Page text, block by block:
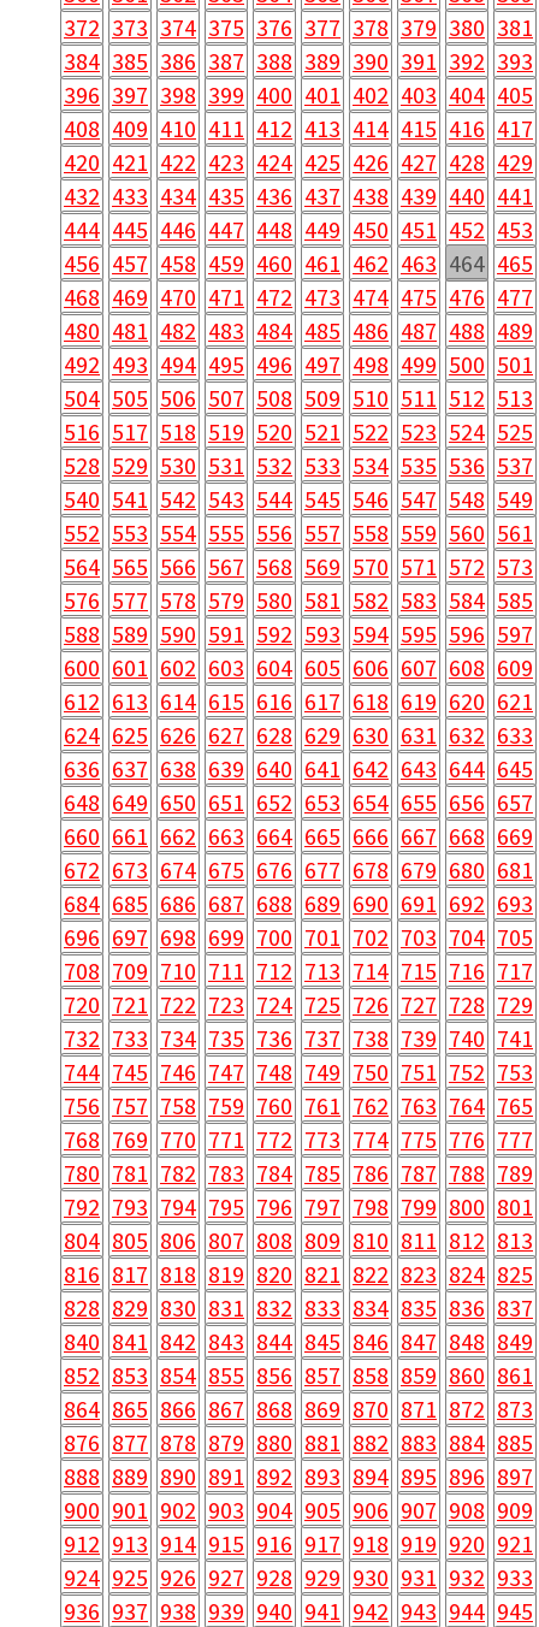
372 373 374 375 376 377 378 379 380 381
384 385 386 387 388 389 390 391 392 393
396 397 398 399 400 401 402 403 404 405
408 409 410 411 412 413 414 415 416 417
420 421 422 423 424 425 426 427 428 429
432 433 434 435 436 437 438 439 440 441
444 445 446 447 448 449 450 451 452 453
456 457 458 459 460 461 462 463 464 465
468 469 470 471 472 473 474 475 476 477
480 481 482 483 484 485 486 487 488 489
492 493 494 495 496 497 498 499 500 501
504 505 506 507 508 509 510 511 512 513
516 517 518 519 520 521 522 523 524 525
528 529 530 531 532 533 534 535 536 537
540 541 542 543 544 545 546 547 548 549
552 553 554 555 556 557 558 559 560 561
564 565 566 567 568 569 570 571 572 573
576 577 578 579 580 581 582 583 584 585
588 589 590 591 592 593 594 595 596 597
600 601 602 603 604 605 606 607 608 609
612 613 614 615 616 617 618 619 620 621
624 625 626 627 628 629 630 631 632 633
636 637 638 639 640 641 642 643 644 645
648 649 650 651 652 653 654 655 656 657
660 661 662 663 664 665 666 667 668 669
672 673 674 675 676 677 678 679 680 681
684 685 686 687 688 689 690 691 692 693
696 697 698 699 700 701 702 703 704 705
708 709 710 711 712 713 714 715 716 717
720 721 722 723 724 725 726 727 728 729
732 733 734 735 736 737 738 739 740 741
744 745 746 747 748 749 750 751 752 753
756 757 758 759 760 761 762 763 764 765
768 769 770 771 772 773 774 775 776 777
780 781 782 783 784 785 786 787 788 789
792 793 794 795 796 797 798 799 800 801
804 805 806 807 808 809 810 811 812 813
816 817 818 819 820 821 822 823 824 825
828 829 830 831 832 833 834 835 836 837
840 841 842 843 844 845 846 847 848 849
852 853 854 855 856 857 858 859 860 861
864 865 866 867 868 869 870 871 872 873
876 877 878 879 880 881 882 883 884 885
888 889 890 891 892 893 894 895 896 897
900 901 902 903 904 905 906 907 908 909
912 913 914 915 916 917 918 919 920 921
924 925 926 927 928 929 930 931 932 933
936 937 938 939 940 941 942 943 944 945